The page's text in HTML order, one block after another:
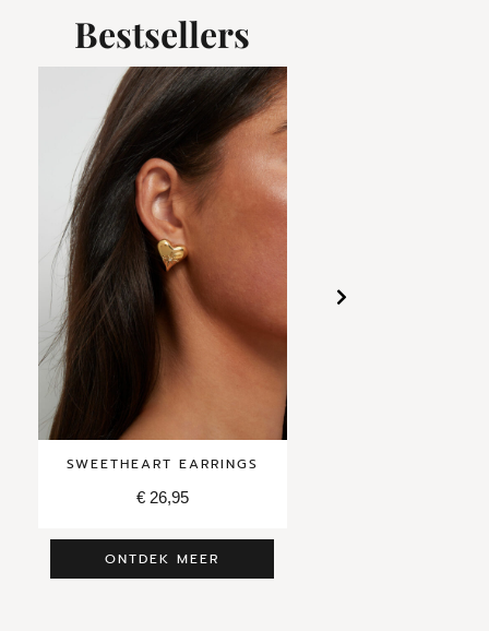
Bestsellers
SWEETHEART EARRINGS
€26,95
ONTDEK MEER